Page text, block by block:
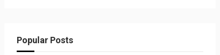
Popular Posts